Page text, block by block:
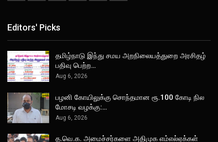
Editors' Picks
தமிழ்நாடு இந்து சமய அறநிலையத்துறை அரசிதழ்
பதிவு பெற்ற…
Aug 6, 2026
பழனி கோயிலுக்கு சொந்தமான ரூ.100 கோடி நில
மோசடி வழக்கு:…
Aug 6, 2026
த.வெ.க. அமைச்சர்களை அதிமுக எம்எல்ஏக்கள்